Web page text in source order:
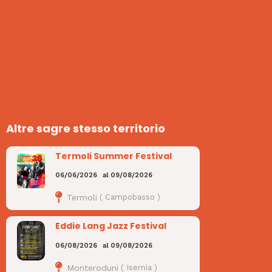
Altre sagre stesso territorio
Termoli Summer Festival
06/06/2026 al 09/08/2026
Termoli ( Campobasso )
Eddie Lang Jazz Festival
06/08/2026 al 09/08/2026
Monteroduni ( Isernia )